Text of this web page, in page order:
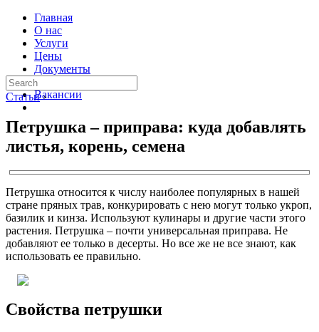
Главная
О нас
Услуги
Цены
Документы
Контакты
Вакансии
Статьи ›
Петрушка – приправа: куда добавлять
листья, корень, семена
Петрушка относится к числу наиболее популярных в нашей
стране пряных трав, конкурировать с нею могут только укроп,
базилик и кинза. Используют кулинары и другие части этого
растения. Петрушка – почти универсальная приправа. Не
добавляют ее только в десерты. Но все же не все знают, как
использовать ее правильно.
Свойства петрушки